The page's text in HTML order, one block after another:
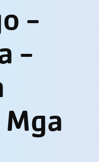
-
-